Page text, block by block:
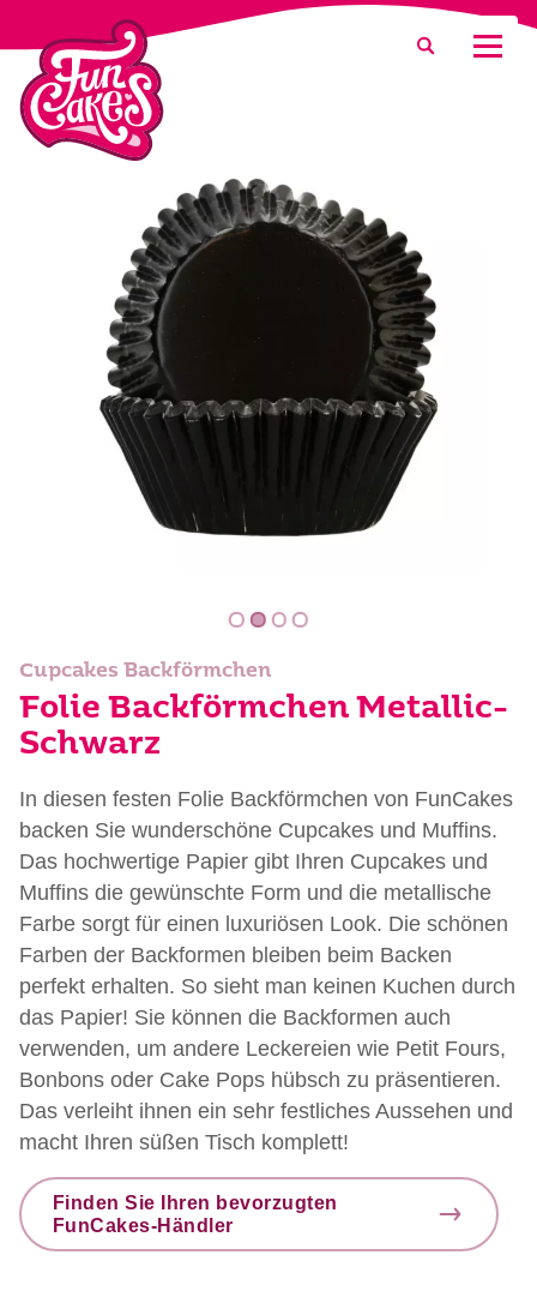
Was suchen Sie?
Cupcakes Backförmchen
Folie Backförmchen Metallic-
Schwarz
In diesen festen Folie Backförmchen von FunCakes
backen Sie wunderschöne Cupcakes und Muffins.
Das hochwertige Papier gibt Ihren Cupcakes und
Muffins die gewünschte Form und die metallische
Farbe sorgt für einen luxuriösen Look. Die schönen
Farben der Backformen bleiben beim Backen
perfekt erhalten. So sieht man keinen Kuchen durch
das Papier! Sie können die Backformen auch
verwenden, um andere Leckereien wie Petit Fours,
Bonbons oder Cake Pops hübsch zu präsentieren.
Das verleiht ihnen ein sehr festliches Aussehen und
macht Ihren süßen Tisch komplett!
Finden Sie Ihren bevorzugten
FunCakes-Händler